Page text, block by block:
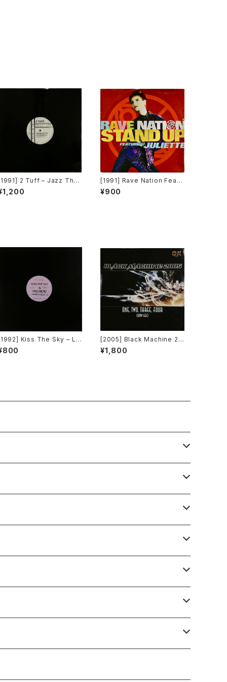
2 Tuff – Jazz Than
(Remixes) [Intrigue Re
[1991] Rave Nation Featu
ring Juliette – Stand Up
[Pulse-8 Records]
¥900
Kiss The Sky – Liv
For You / Voodoo Chi
/ What Does It Take? /
[2005] Black Machine 20
05 – One, Two, Three, F
our (How Gee) [PLM Rec
¥1,800